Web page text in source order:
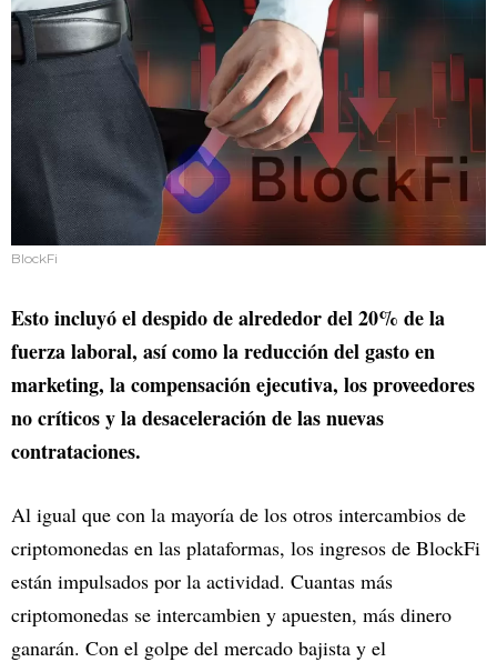
BlockFi
Esto incluyó el despido de alrededor del 20% de la
fuerza laboral, así como la reducción del gasto en
marketing, la compensación ejecutiva, los proveedores
no críticos y la desaceleración de las nuevas
contrataciones.
Al igual que con la mayoría de los otros intercambios de
criptomonedas en las plataformas, los ingresos de BlockFi
están impulsados por la actividad. Cuantas más
criptomonedas se intercambien y apuesten, más dinero
ganarán. Con el golpe del mercado bajista y el